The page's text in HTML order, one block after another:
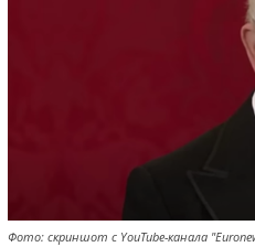
Фото: скриншот с YouTube-канала